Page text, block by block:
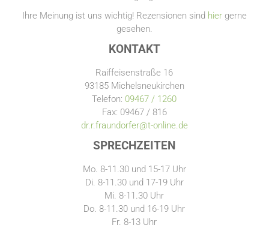
Ihre Meinung ist uns wichtig! Rezensionen sind hier gerne
gesehen.
KONTAKT
Raiffeisenstraße 16
93185 Michelsneukirchen
Telefon: 09467 / 1260
Fax: 09467 / 816
dr.r.fraundorfer@t-online.de
SPRECHZEITEN
Mo. 8-11.30 und 15-17 Uhr
Di. 8-11.30 und 17-19 Uhr
Mi. 8-11.30 Uhr
Do. 8-11.30 und 16-19 Uhr
Fr. 8-13 Uhr